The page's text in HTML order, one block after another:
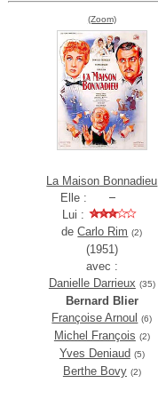
(Zoom)
La Maison Bonnadieu
Elle :
Lui :
deCarlo Rim (2)
(1951)
avec :
Danielle Darrieux (35)
Bernard Blier
Françoise Arnoul
(6)
Michel François (2)
Yves Deniaud (5)
Berthe Bovy (2)